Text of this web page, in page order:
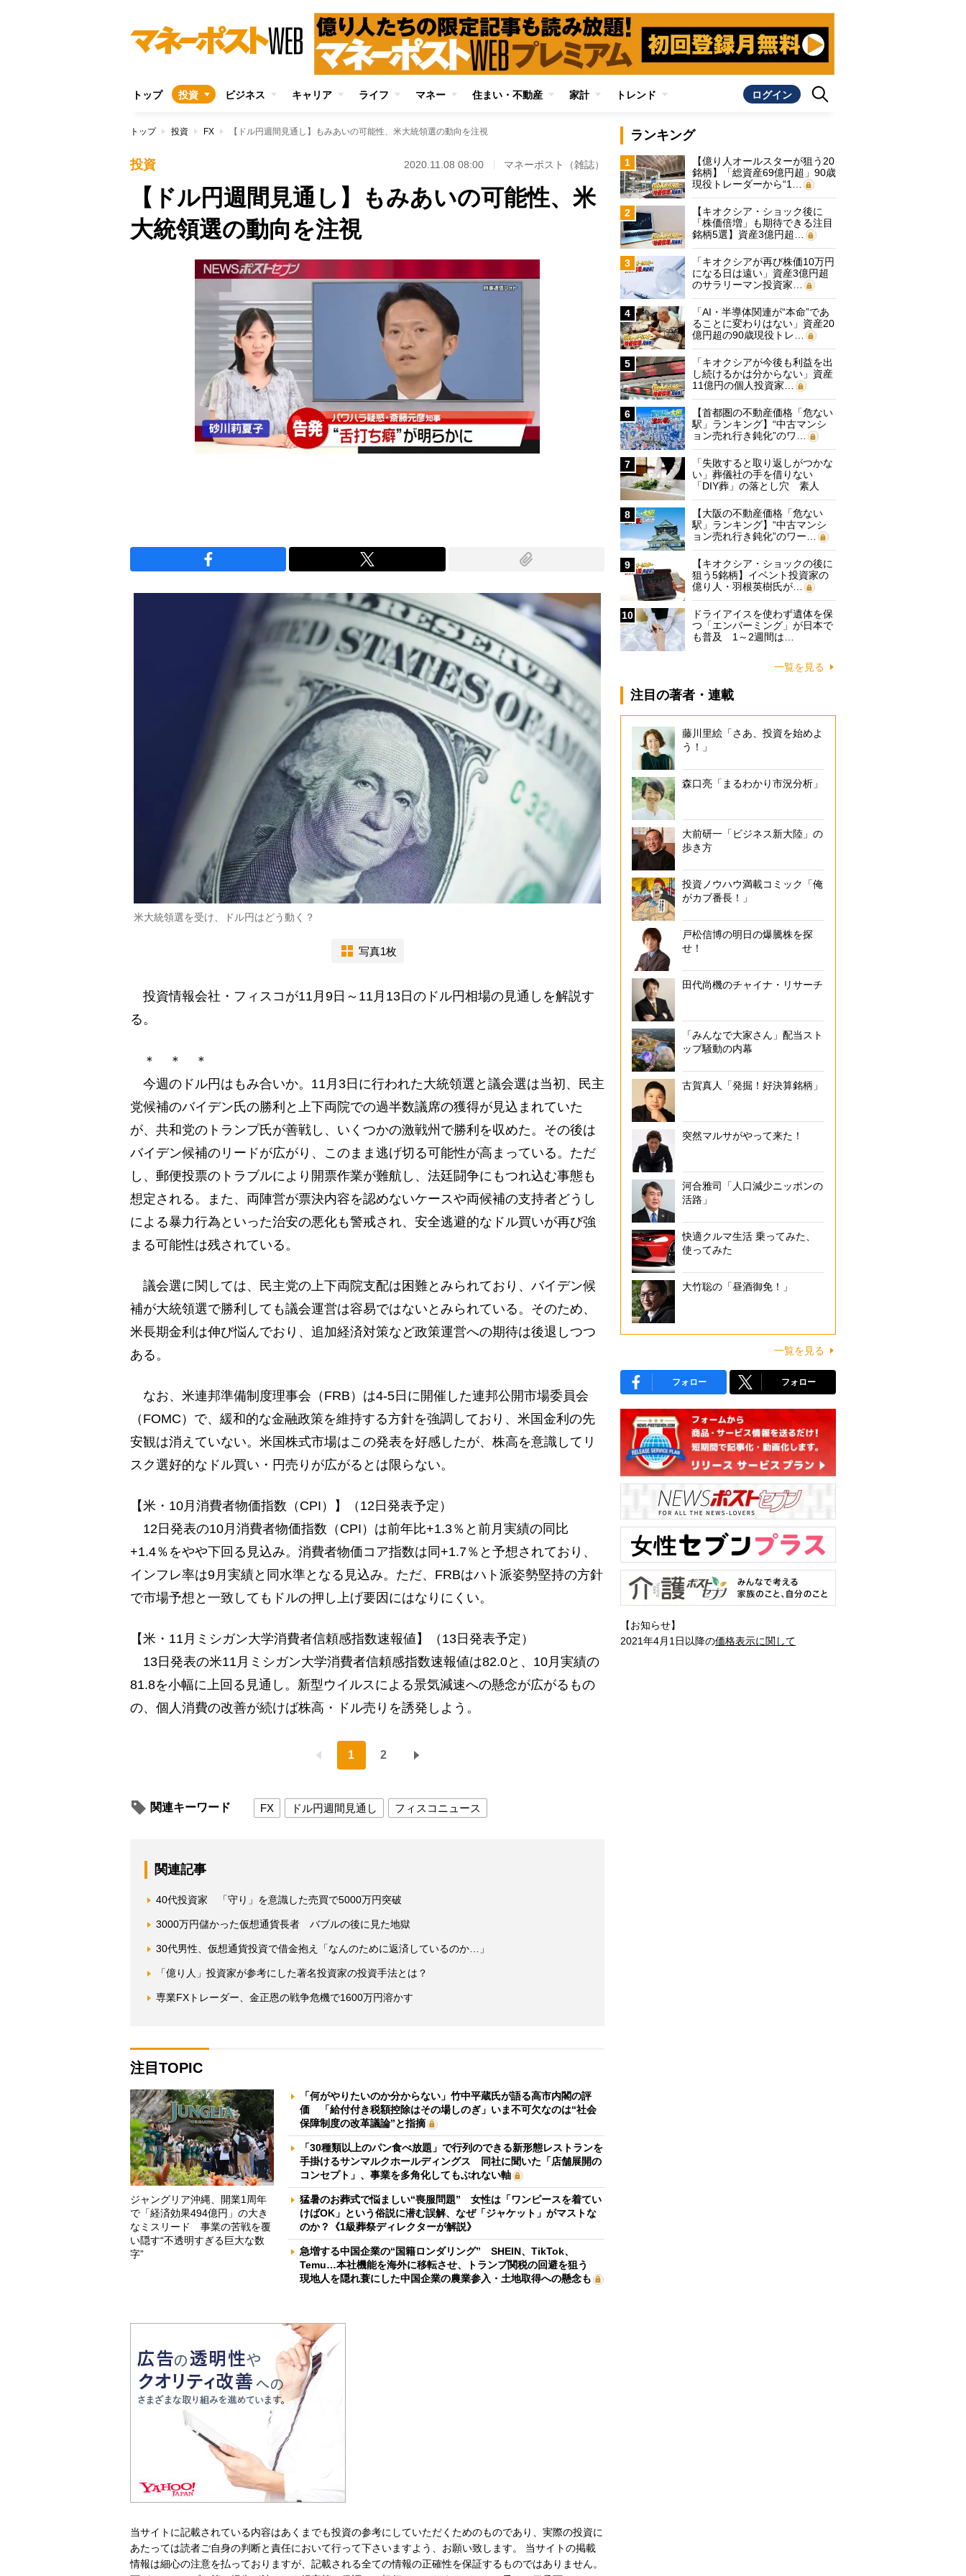
トップ 投資 ビジネス キャリア ライフ マネー 住まい・不動産 家計 トレンド ログイン
トップ 投資 FX 【ドル円週間見通し】もみあいの可能性、米大統領選の動向を注視
投資 2020.11.08 08:00 マネーポスト（雑誌）
【ドル円週間見通し】もみあいの可能性、米
大統領選の動向を注視
米大統領選を受け、ドル円はどう動く？
写真1枚
投資情報会社・フィスコが11月9日～11月13日のドル円相場の見通しを解説す
る。
＊ ＊ ＊
今週のドル円はもみ合いか。11月3日に行われた大統領選と議会選は当初、民主
党候補のバイデン氏の勝利と上下両院での過半数議席の獲得が見込まれていた
が、共和党のトランプ氏が善戦し、いくつかの激戦州で勝利を収めた。その後は
バイデン候補のリードが広がり、このまま逃げ切る可能性が高まっている。ただ
し、郵便投票のトラブルにより開票作業が難航し、法廷闘争にもつれ込む事態も
想定される。また、両陣営が票決内容を認めないケースや両候補の支持者どうし
による暴力行為といった治安の悪化も警戒され、安全逃避的なドル買いが再び強
まる可能性は残されている。
議会選に関しては、民主党の上下両院支配は困難とみられており、バイデン候
補が大統領選で勝利しても議会運営は容易ではないとみられている。そのため、
米長期金利は伸び悩んでおり、追加経済対策など政策運営への期待は後退しつつ
ある。
なお、米連邦準備制度理事会（FRB）は4-5日に開催した連邦公開市場委員会
（FOMC）で、緩和的な金融政策を維持する方針を強調しており、米国金利の先
安観は消えていない。米国株式市場はこの発表を好感したが、株高を意識してリ
スク選好的なドル買い・円売りが広がるとは限らない。
【米・10月消費者物価指数（CPI）】（12日発表予定）
12日発表の10月消費者物価指数（CPI）は前年比+1.3％と前月実績の同比
+1.4％をやや下回る見込み。消費者物価コア指数は同+1.7％と予想されており、
インフレ率は9月実績と同水準となる見込み。ただ、FRBはハト派姿勢堅持の方針
で市場予想と一致してもドルの押し上げ要因にはなりにくい。
【米・11月ミシガン大学消費者信頼感指数速報値】（13日発表予定）
13日発表の米11月ミシガン大学消費者信頼感指数速報値は82.0と、10月実績の
81.8を小幅に上回る見通し。新型ウイルスによる景気減速への懸念が広がるもの
の、個人消費の改善が続けば株高・ドル売りを誘発しよう。
1 2
関連キーワード FX ドル円週間見通し フィスコニュース
関連記事
40代投資家 「守り」を意識した売買で5000万円突破
3000万円儲かった仮想通貨長者 バブルの後に見た地獄
30代男性、仮想通貨投資で借金抱え「なんのために返済しているのか…」
「億り人」投資家が参考にした著名投資家の投資手法とは？
専業FXトレーダー、金正恩の戦争危機で1600万円溶かす
注目TOPIC
ジャングリア沖縄、開業1周年
で「経済効果494億円」の大き
なミスリード 事業の苦戦を覆
い隠す“不透明すぎる巨大な数
字”
「何がやりたいのか分からない」竹中平蔵氏が語る高市内閣の評
価 「給付付き税額控除はその場しのぎ」いま不可欠なのは“社会
保障制度の改革議論”と指摘
「30種類以上のパン食べ放題」で行列のできる新形態レストランを
手掛けるサンマルクホールディングス 同社に聞いた「店舗展開の
コンセプト」、事業を多角化してもぶれない軸
猛暑のお葬式で悩ましい“喪服問題” 女性は「ワンピースを着てい
けばOK」という俗説に潜む誤解、なぜ「ジャケット」がマストな
のか？《1級葬祭ディレクターが解説》
急増する中国企業の“国籍ロンダリング” SHEIN、TikTok、
Temu…本社機能を海外に移転させ、トランプ関税の回避を狙う
現地人を隠れ蓑にした中国企業の農業参入・土地取得への懸念も
当サイトに記載されている内容はあくまでも投資の参考にしていただくためのものであり、実際の投資に
あたっては読者ご自身の判断と責任において行って下さいますよう、お願い致します。 当サイトの掲載
情報は細心の注意を払っておりますが、記載される全ての情報の正確性を保証するものではありません。
ランキング
1
【億り人オールスターが狙う20
銘柄】「総資産69億円超」90歳
現役トレーダーから“1…
2
【キオクシア・ショック後に
「株価倍増」も期待できる注目
銘柄5選】資産3億円超…
3
「キオクシアが再び株価10万円
になる日は遠い」資産3億円超
のサラリーマン投資家…
4
「AI・半導体関連が“本命”であ
ることに変わりはない」資産20
億円超の90歳現役トレ…
5
「キオクシアが今後も利益を出
し続けるかは分からない」資産
11億円の個人投資家…
6
【首都圏の不動産価格「危ない
駅」ランキング】“中古マンシ
ョン売れ行き鈍化”のワ…
7
「失敗すると取り返しがつかな
い」葬儀社の手を借りない
「DIY葬」の落とし穴 素人
に…
8
【大阪の不動産価格「危ない
駅」ランキング】“中古マンシ
ョン売れ行き鈍化”のワー…
9
【キオクシア・ショックの後に
狙う5銘柄】イベント投資家の
億り人・羽根英樹氏が…
10
ドライアイスを使わず遺体を保
つ「エンバーミング」が日本で
も普及 1～2週間は…
一覧を見る
注目の著者・連載
藤川里絵「さあ、投資を始めよ
う！」
森口亮「まるわかり市況分析」
大前研一「ビジネス新大陸」の
歩き方
投資ノウハウ満載コミック「俺
がカブ番長！」
戸松信博の明日の爆騰株を探
せ！
田代尚機のチャイナ・リサーチ
「みんなで大家さん」配当スト
ップ騒動の内幕
古賀真人「発掘！好決算銘柄」
突然マルサがやって来た！
河合雅司「人口減少ニッポンの
活路」
快適クルマ生活 乗ってみた、
使ってみた
大竹聡の「昼酒御免！」
一覧を見る
フォロー フォロー
【お知らせ】
2021年4月1日以降の価格表示に関して